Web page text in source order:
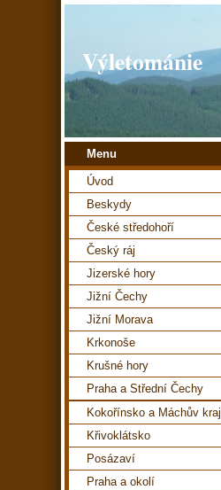
Výletománie
Menu
Úvod
Beskydy
České středohoří
Český ráj
Jizerské hory
Jižní Čechy
Jižní Morava
Krkonoše
Krušné hory
Praha a Střední Čechy
Kokořínsko a Máchův kraj
Křivoklátsko
Posázaví
Praha a okolí